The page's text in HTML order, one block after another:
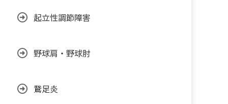
起立性調節障害
野球肩・野球肘
鵞足炎